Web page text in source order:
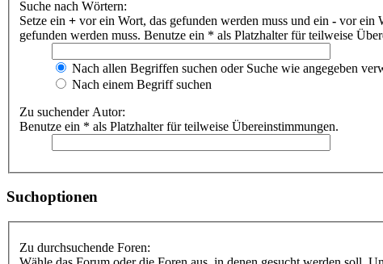
Suche nach Wörtern:
Setze ein + vor ein Wort, das gefunden werden muss und ein - vor ein
gefunden werden muss. Benutze ein * als Platzhalter für teilweise
Nach allen Begriffen suchen oder Suche wie angegeben
Nach einem Begriff suchen
Zu suchender Autor:
Benutze ein * als Platzhalter für teilweise Übereinstimmungen.
Suchoptionen
Zu durchsuchende Foren: